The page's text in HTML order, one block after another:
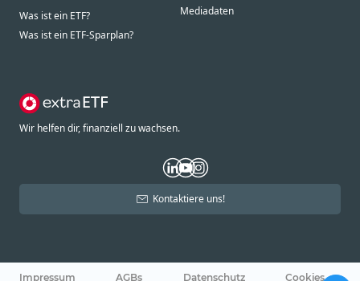
Was ist ein ETF?
Was ist ein ETF-Sparplan?
Mediadaten
Wir helfen dir, finanziell zu wachsen.
Kontaktiere uns!
Impressum AGBs Datenschutz Cookies